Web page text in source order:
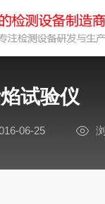
试验仪
06-25